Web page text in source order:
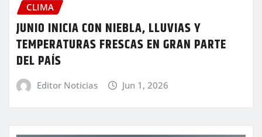
CLIMA
JUNIO INICIA CON NIEBLA, LLUVIAS Y
TEMPERATURAS FRESCAS EN GRAN PARTE
DEL PAÍS
Editor Noticias Jun 1, 2026